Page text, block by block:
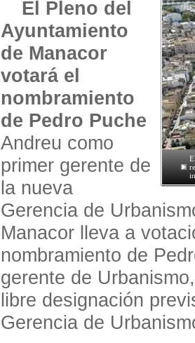
El Pleno del
Ayuntamiento
de Manacor
votará el
nombramiento
de Pedro Puche
Andreu como
primer gerente de
la nueva
Gerencia de
Manacor lleva a
nombramiento de
gerente de
libre designación
Gerencia de